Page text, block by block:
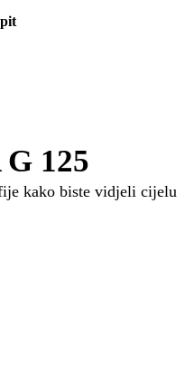
125
kako biste vidjeli cijelu